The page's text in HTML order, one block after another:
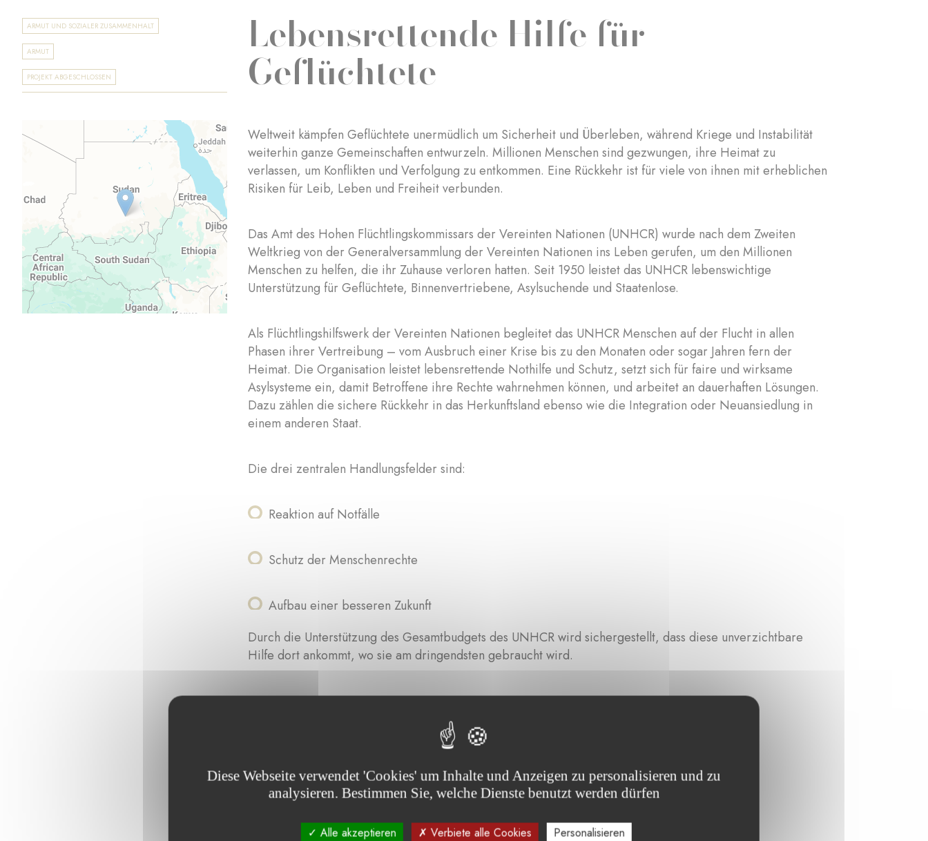
ARMUT UND SOZIALER ZUSAMMENHALT
ARMUT
PROJEKT ABGESCHLOSSEN
Lebensrettende Hilfe für
Geflüchtete
Weltweit kämpfen Geflüchtete unermüdlich um Sicherheit und Überleben, während Kriege und Instabilität
weiterhin ganze Gemeinschaften entwurzeln. Millionen Menschen sind gezwungen, ihre Heimat zu
verlassen, um Konflikten und Verfolgung zu entkommen. Eine Rückkehr ist für viele von ihnen mit erheblichen
Risiken für Leib, Leben und Freiheit verbunden.
Das Amt des Hohen Flüchtlingskommissars der Vereinten Nationen (UNHCR) wurde nach dem Zweiten
Weltkrieg von der Generalversammlung der Vereinten Nationen ins Leben gerufen, um den Millionen
Menschen zu helfen, die ihr Zuhause verloren hatten. Seit 1950 leistet das UNHCR lebenswichtige
Unterstützung für Geflüchtete, Binnenvertriebene, Asylsuchende und Staatenlose.
Als Flüchtlingshilfswerk der Vereinten Nationen begleitet das UNHCR Menschen auf der Flucht in allen
Phasen ihrer Vertreibung – vom Ausbruch einer Krise bis zu den Monaten oder sogar Jahren fern der
Heimat. Die Organisation leistet lebensrettende Nothilfe und Schutz, setzt sich für faire und wirksame
Asylsysteme ein, damit Betroffene ihre Rechte wahrnehmen können, und arbeitet an dauerhaften Lösungen.
Dazu zählen die sichere Rückkehr in das Herkunftsland ebenso wie die Integration oder Neuansiedlung in
einem anderen Staat.
Die drei zentralen Handlungsfelder sind:
Reaktion auf Notfälle
Schutz der Menschenrechte
Aufbau einer besseren Zukunft
Durch die Unterstützung des Gesamtbudgets des UNHCR wird sichergestellt, dass diese unverzichtbare
Hilfe dort ankommt, wo sie am dringendsten gebraucht wird.
Diese Webseite verwendet 'Cookies' um Inhalte und Anzeigen zu personalisieren und zu
analysieren. Bestimmen Sie, welche Dienste benutzt werden dürfen
Alle akzeptieren Verbiete alle Cookies Personalisieren